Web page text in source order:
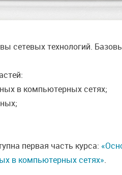
сетевых технологий.
в компьютерных сетях;
первая часть курса:
в компьютерных сетях».